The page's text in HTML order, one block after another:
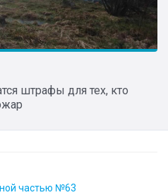
штрафы для тех, кто
частью №63